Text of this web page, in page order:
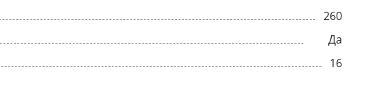
260
Да
16